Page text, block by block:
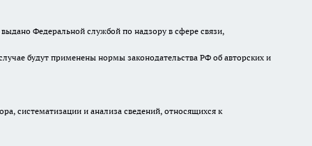
Федеральной службой по надзору в сфере связи,
будут применены нормы законодательства РФ об авторских и
систематизации и анализа сведений, относящихся к